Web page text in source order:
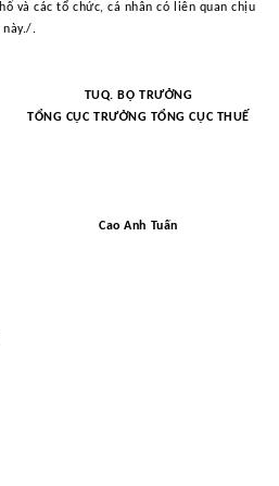
và các tổ chức, cá nhân có liên quan chịu
này./.
TUQ. BỘ TRƯỞNG
TỔNG CỤC TRƯỞNG TỔNG CỤC THUẾ
Cao Anh Tuấn